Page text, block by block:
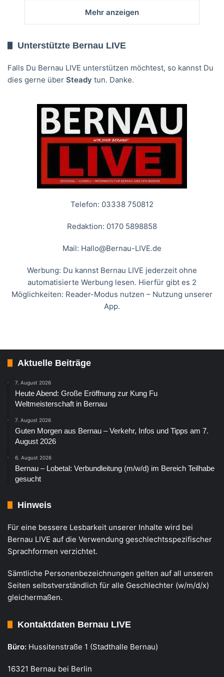
Mehr anzeigen
Unterstützte Bernau LIVE
Falls Du Bernau LIVE unterstützen möchtest, so kannst Du
dies gerne über Steady tun. Danke.
Telefon: 03338 750812
Redaktion: 0170 5898858
Mail: Hallo@Bernau-LIVE.de
Werbung: Du kannst Bernau LIVE jederzeit ohne
automatisierte Werbung lesen. Hierfür gibt es 2
Möglichkeiten: Reader-Modus nutzen – Nutzung unserer
App.
Aktuelle Beiträge
7. August 2026
Heute Abend: Große Eröffnung zur Kung Fu
Weltmeisterschaft in Bernau
7. August 2026
Guten Morgen aus Bernau – Verkehr, Infos und Tipps am 7.
August 2026
6. August 2026
Bernau – Lobetal: Verbundleitung (m/w/d) im Bereich Teilhabe
gesucht
Hinweis
Für eine bessere Lesbarkeit unserer Inhalte wird bei
Bernau LIVE auf die Verwendung geschlechtsspezifischer
Sprachformen verzichtet.
Sämtliche Personenbezeichnungen gelten auf all unseren
Seiten selbstverständlich für alle Geschlechter (w/m/d/x)
gleichermaßen.
Kontaktdaten Bernau LIVE
Büro: Hussitenstraße 1 (Stadthalle Bernau)
16321 Bernau bei Berlin